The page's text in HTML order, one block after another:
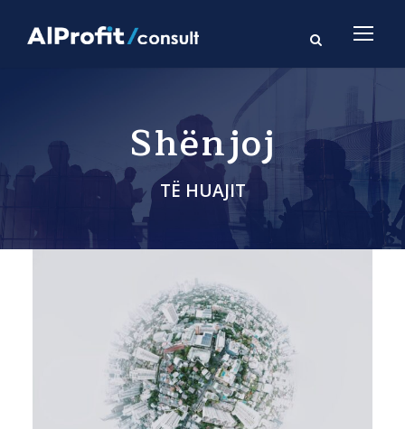
Shënjoj
TË HUAJIT